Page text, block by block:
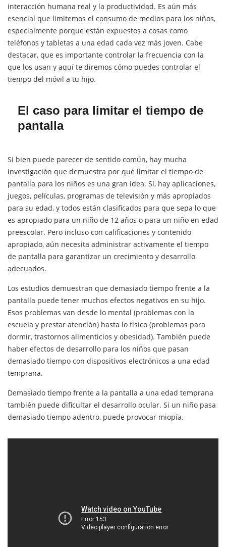
interacción humana real y la productividad. Es aún más
esencial que limitemos el consumo de medios para los niños,
especialmente porque están expuestos a cosas como
teléfonos y tabletas a una edad cada vez más joven. Cabe
destacar, que es importante controlar la frecuencia con la
que los usan y aquí te diremos cómo puedes controlar el
tiempo del móvil a tu hijo.
El caso para limitar el tiempo de
pantalla
Si bien puede parecer de sentido común, hay mucha
investigación que demuestra por qué limitar el tiempo de
pantalla para los niños es una gran idea. Sí, hay aplicaciones,
juegos, películas, programas de televisión y más apropiados
para su edad, y todos están clasificados para que sepa lo que
es apropiado para un niño de 12 años o para un niño en edad
preescolar. Pero incluso con calificaciones y contenido
apropiado, aún necesita administrar activamente el tiempo
de pantalla para garantizar un crecimiento y desarrollo
adecuados.
Los estudios demuestran que demasiado tiempo frente a la
pantalla puede tener muchos efectos negativos en su hijo.
Esos problemas van desde lo mental (problemas con la
escuela y prestar atención) hasta lo físico (problemas para
dormir, trastornos alimenticios y obesidad). También puede
haber efectos de desarrollo para los niños que pasan
demasiado tiempo con dispositivos electrónicos a una edad
temprana.
Demasiado tiempo frente a la pantalla a una edad temprana
también puede dificultar el desarrollo ocular. Si un niño pasa
demasiado tiempo adentro, puede provocar miopía.